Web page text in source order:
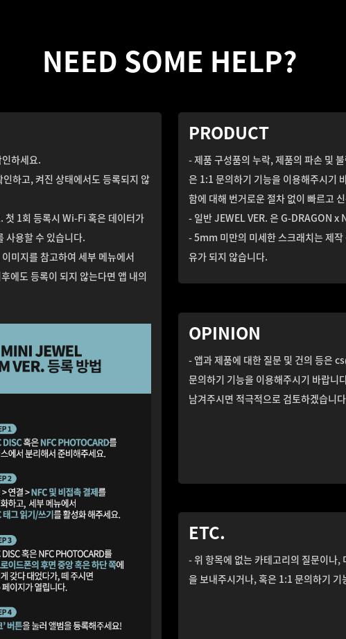
NEED SOME HELP?
하세요.
하고, 켜진 상태에서도 등록되지 않
첫 1회 등록시 Wi-Fi 혹은 데이터가
사용할 수 있습니다.
미지를 참고하여 세부 메뉴에서
에도 등록이 되지 않는다면 앱 내의
PRODUCT
- 제품 구성품의 누락, 제품의 파손 및
은 1:1 문의하기 기능을 이용해주시기
함에 대해 번거로운 절차 없이 빠르고
- 일반 JEWEL VER. 은 G-DRAGON x
- 5mm 미만의 미세한 스크래치는 제
유가 되지 않습니다.
OPINION
- 앱과 제품에 대한 질문 및 건의 등은
문의하기 기능을 이용해주시기 바랍니
남겨주시면 적극적으로 검토하겠습니
ETC.
- 위 항목에 없는 카테고리의 질문이
을 보내주시거나, 혹은 1:1 문의하기